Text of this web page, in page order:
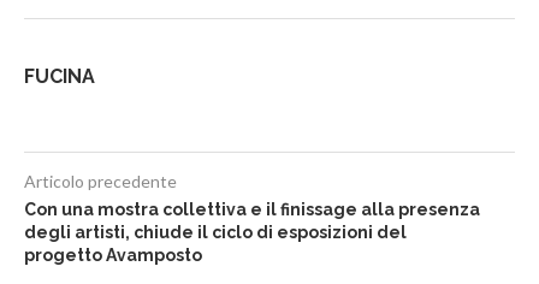
FUCINA
Articolo precedente
Con una mostra collettiva e il finissage alla presenza
degli artisti, chiude il ciclo di esposizioni del
progetto Avamposto